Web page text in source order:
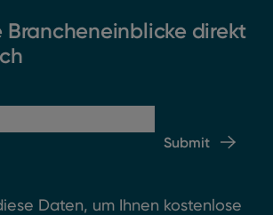
Brancheneinblicke direkt
Submit
Daten, um Ihnen kostenlose